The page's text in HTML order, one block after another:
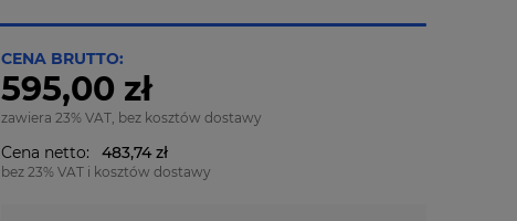
CENA BRUTTO:
595,00 zł
zawiera 23% VAT, bez kosztów dostawy
Cena netto: 483,74 zł
bez 23% VAT i kosztów dostawy